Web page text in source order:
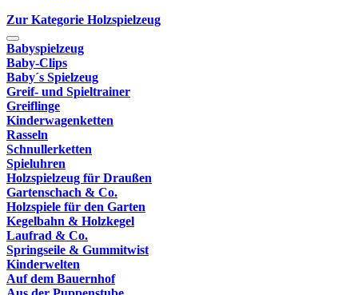
Zur Kategorie Holzspielzeug
Babyspielzeug
Baby-Clips
Baby´s Spielzeug
Greif- und Spieltrainer
Greiflinge
Kinderwagenketten
Rasseln
Schnullerketten
Spieluhren
Holzspielzeug für Draußen
Gartenschach & Co.
Holzspiele für den Garten
Kegelbahn & Holzkegel
Laufrad & Co.
Springseile & Gummitwist
Kinderwelten
Auf dem Bauernhof